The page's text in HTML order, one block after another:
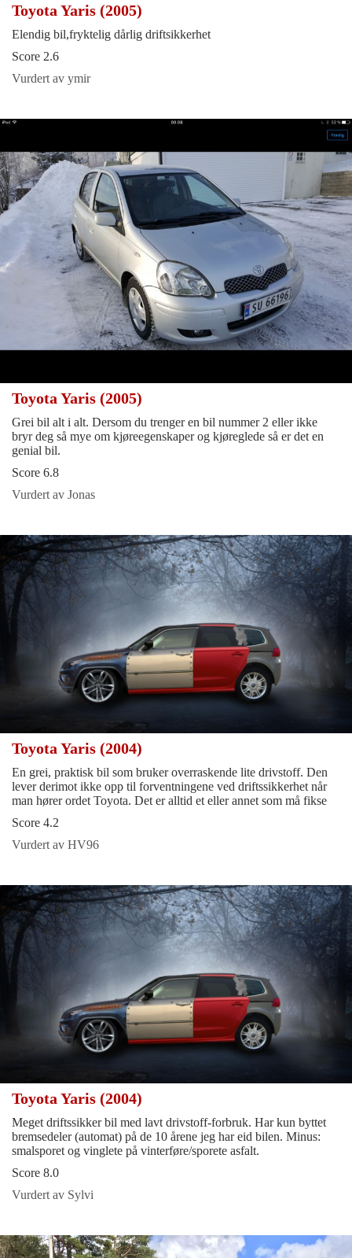
Toyota Yaris (2005)
Elendig bil,fryktelig dårlig driftsikkerhet
Score 2.6
Vurdert av ymir
Toyota Yaris (2005)
Grei bil alt i alt. Dersom du trenger en bil nummer 2 eller ikke
bryr deg så mye om kjøreegenskaper og kjøreglede så er det en
genial bil.
Score 6.8
Vurdert av Jonas
Toyota Yaris (2004)
En grei, praktisk bil som bruker overraskende lite drivstoff. Den
lever derimot ikke opp til forventningene ved driftssikkerhet når
man hører ordet Toyota. Det er alltid et eller annet som må fikse
Score 4.2
Vurdert av HV96
Toyota Yaris (2004)
Meget driftssikker bil med lavt drivstoff-forbruk. Har kun byttet
bremsedeler (automat) på de 10 årene jeg har eid bilen. Minus:
smalsporet og vinglete på vinterføre/sporete asfalt.
Score 8.0
Vurdert av Sylvi